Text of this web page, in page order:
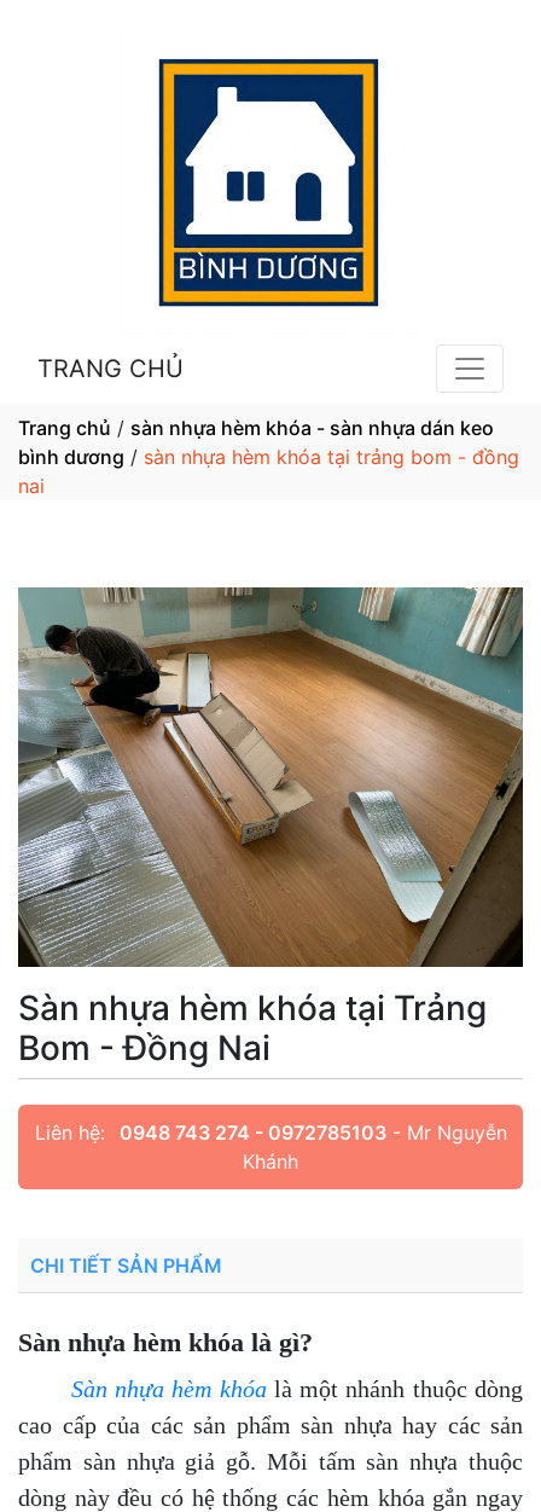
TRANG CHỦ
Trang chủ / sàn nhựa hèm khóa - sàn nhựa dán keo
bình dương / sàn nhựa hèm khóa tại trảng bom - đồng
nai
Sàn nhựa hèm khóa tại Trảng
Bom - Đồng Nai
Liên hệ: 0948 743 274 - 0972785103- Mr Nguyễn
Khánh
CHI TIẾT SẢN PHẨM
Sàn nhựa hèm khóa là gì?
Sàn nhựa hèm khóalà một nhánh thuộc dòng
cao cấp của các sản phẩm sàn nhựa hay các sản
phẩm sàn nhựa giả gỗ. Mỗi tấm sàn nhựa thuộc
dòng này đều có hệ thống các hèm khóa gắn ngay